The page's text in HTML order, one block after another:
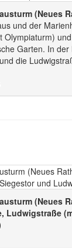
(Neues
und der
Olympiaturm)
Garten. In
die
(Neues
Ludwigstraße